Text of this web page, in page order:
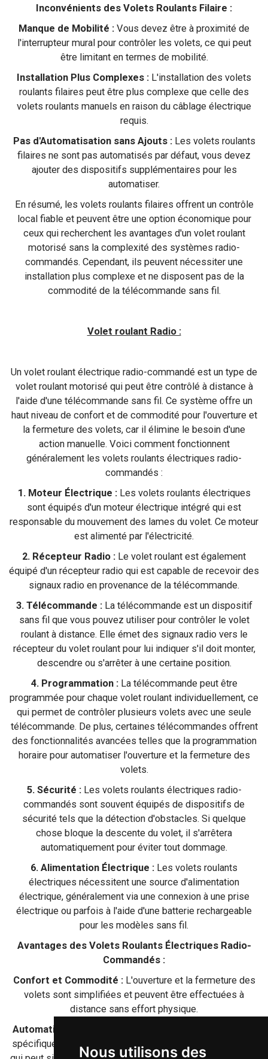
Nous utilisons des
Inconvénients des Volets Roulants Filaire :
Manque de Mobilité : Vous devez être à proximité de
l'interrupteur mural pour contrôler les volets, ce qui peut
être limitant en termes de mobilité.
Installation Plus Complexes : L'installation des volets
roulants filaires peut être plus complexe que celle des
volets roulants manuels en raison du câblage électrique
requis.
Pas d'Automatisation sans Ajouts :Les volets roulants
filaires ne sont pas automatisés par défaut, vous devez
ajouter des dispositifs supplémentaires pour les
automatiser.
En résumé, les volets roulants filaires offrent un contrôle
local fiable et peuvent être une option économique pour
ceux qui recherchent les avantages d'un volet roulant
motorisé sans la complexité des systèmes radio-
commandés. Cependant, ils peuvent nécessiter une
installation plus complexe et ne disposent pas de la
commodité de la télécommande sans fil.
Volet roulant Radio :
Un volet roulant électrique radio-commandé est un type de
volet roulant motorisé qui peut être contrôlé à distance à
l'aide d'une télécommande sans fil. Ce système offre un
haut niveau de confort et de commodité pour l'ouverture et
la fermeture des volets, car il élimine le besoin d'une
action manuelle. Voici comment fonctionnent
généralement les volets roulants électriques radio-
commandés :
1. Moteur Électrique :Les volets roulants électriques
sont équipés d'un moteur électrique intégré qui est
responsable du mouvement des lames du volet. Ce moteur
est alimenté par l'électricité.
2. Récepteur Radio : Le volet roulant est également
équipé d'un récepteur radio qui est capable de recevoir des
signaux radio en provenance de la télécommande.
3. Télécommande :La télécommande est un dispositif
sans fil que vous pouvez utiliser pour contrôler le volet
roulant à distance. Elle émet des signaux radio vers le
récepteur du volet roulant pour lui indiquer s'il doit monter,
descendre ou s'arrêter à une certaine position.
4. Programmation :La télécommande peut être
programmée pour chaque volet roulant individuellement, ce
qui permet de contrôler plusieurs volets avec une seule
télécommande. De plus, certaines télécommandes offrent
des fonctionnalités avancées telles que la programmation
horaire pour automatiser l'ouverture et la fermeture des
volets.
5. Sécurité :Les volets roulants électriques radio-
commandés sont souvent équipés de dispositifs de
sécurité tels que la détection d'obstacles. Si quelque
chose bloque la descente du volet, il s'arrêtera
automatiquement pour éviter tout dommage.
6. Alimentation Électrique : Les volets roulants
électriques nécessitent une source d'alimentation
électrique, généralement via une connexion à une prise
électrique ou parfois à l'aide d'une batterie rechargeable
pour les modèles sans fil.
Avantages des Volets Roulants Électriques Radio-
Commandés :
Confort et Commodité :L'ouverture et la fermeture des
volets sont simplifiées et peuvent être effectuées à
distance sans effort physique.
Automatisation :
spécifiques pour l'ouverture et la fermeture des volets, ce